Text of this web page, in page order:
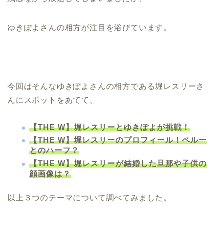
ゆきぽよさんの相方が注目を浴びています。
今回はそんなゆきぽよさんの相方である堀レスリーさ
んにスポットをあてて、
【THE W】堀レスリーとゆきぽよが挑戦！
【THE W】堀レスリーのプロフィール！ペルー
とのハーフ？
【THE W】堀レスリーが結婚した旦那や子供の
顔画像は？
以上３つのテーマについて調べてみました。